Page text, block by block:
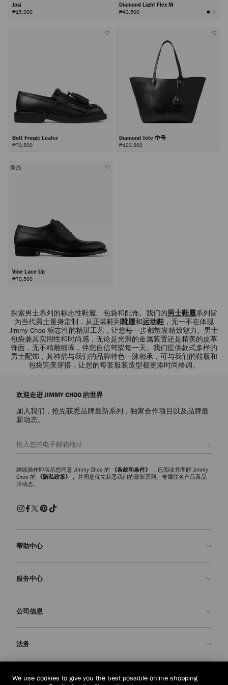
Josi
₱15,900
Diamond Light Flex M
₱43,500
Buff Fringe Loafer
₱73,500
Diamond Tote 中号
₱122,500
新品
Vine Lace Up
₱70,500
步
探索男士系列的标志性鞋履、包袋和配饰。我们的男士鞋履系列皆
为当代男士量身定制，从正装鞋到 靴履和运动鞋 ，无一不在体现
Jimmy Choo 标志性的精湛工艺，让您每一步都散发精致魅力。男士
包袋兼具实用性和时尚感，无论是光滑的金属装置还是精美的皮革
饰面，无不精雕细琢，伴您自信驾驭每一天。我们提供款式多样的
男士配饰，其神韵与我们的品牌特色一脉相承，可与我们的鞋履和
包袋完美穿搭，让您的每套服装造型都更添时尚格调。
欢迎走进 JIMMY CHOO 的世界
加入我们，抢先获悉品牌最新系列，独家合作项目以及品牌最
新动态。
继续操作即表示您同意 Jimmy Choo 的 《条款和条件》
，已阅读并理解 Jimmy
Choo 的
《隐私政策》， 并同意优先获悉我们的最新系列、专属联名产品及品
牌动态。
帮助中心
常见问题解答
提交退货
送货
服务中心
定制服务
保修服务
公司信息
我们的历史
我们的影响与责任
法务
条款与条件
菲律宾(₱)
We use cookies to give you the best possible online shopping